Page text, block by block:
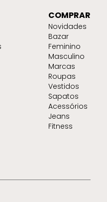
COMPRAR
Novidades
Bazar
Feminino
Masculino
Marcas
Roupas
Vestidos
Sapatos
Acessórios
Jeans
Fitness